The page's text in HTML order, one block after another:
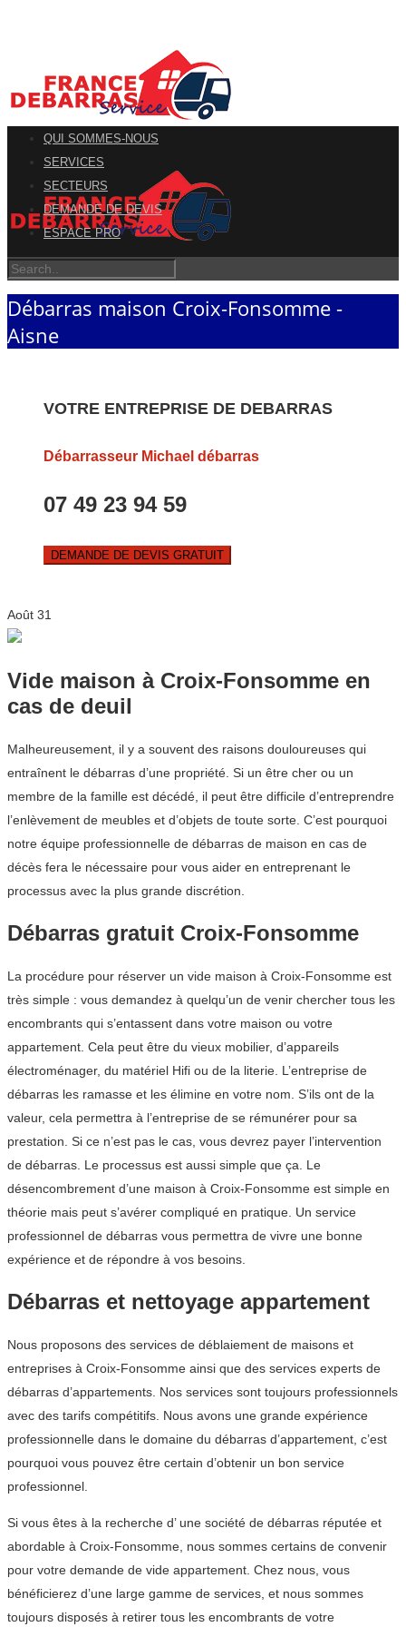
QUI SOMMES-NOUS
SERVICES
SECTEURS
DEMANDE DE DEVIS
ESPACE PRO
Débarras maison Croix-Fonsomme -
Aisne
VOTRE ENTREPRISE DE DEBARRAS
Débarrasseur Michael débarras
07 49 23 94 59
DEMANDE DE DEVIS GRATUIT
Août 31
Vide maison à Croix-Fonsomme en
cas de deuil
Malheureusement, il y a souvent des raisons douloureuses qui
entraînent le débarras d’une propriété. Si un être cher ou un
membre de la famille est décédé, il peut être difficile d’entreprendre
l’enlèvement de meubles et d’objets de toute sorte. C’est pourquoi
notre équipe professionnelle de débarras de maison en cas de
décès fera le nécessaire pour vous aider en entreprenant le
processus avec la plus grande discrétion.
Débarras gratuit Croix-Fonsomme
La procédure pour réserver un vide maison à Croix-Fonsomme est
très simple : vous demandez à quelqu’un de venir chercher tous les
encombrants qui s’entassent dans votre maison ou votre
appartement. Cela peut être du vieux mobilier, d’appareils
électroménager, du matériel Hifi ou de la literie. L’entreprise de
débarras les ramasse et les élimine en votre nom. S’ils ont de la
valeur, cela permettra à l’entreprise de se rémunérer pour sa
prestation. Si ce n’est pas le cas, vous devrez payer l’intervention
de débarras. Le processus est aussi simple que ça. Le
désencombrement d’une maison à Croix-Fonsomme est simple en
théorie mais peut s’avérer compliqué en pratique. Un service
professionnel de débarras vous permettra de vivre une bonne
expérience et de répondre à vos besoins.
Débarras et nettoyage appartement
Nous proposons des services de déblaiement de maisons et
entreprises à Croix-Fonsomme ainsi que des services experts de
débarras d’appartements. Nos services sont toujours professionnels
avec des tarifs compétitifs. Nous avons une grande expérience
professionnelle dans le domaine du débarras d’appartement, c’est
pourquoi vous pouvez être certain d’obtenir un bon service
professionnel.
Si vous êtes à la recherche d’ une société de débarras réputée et
abordable à Croix-Fonsomme, nous sommes certains de convenir
pour votre demande de vide appartement. Chez nous, vous
bénéficierez d’une large gamme de services, et nous sommes
toujours disposés à retirer tous les encombrants de votre